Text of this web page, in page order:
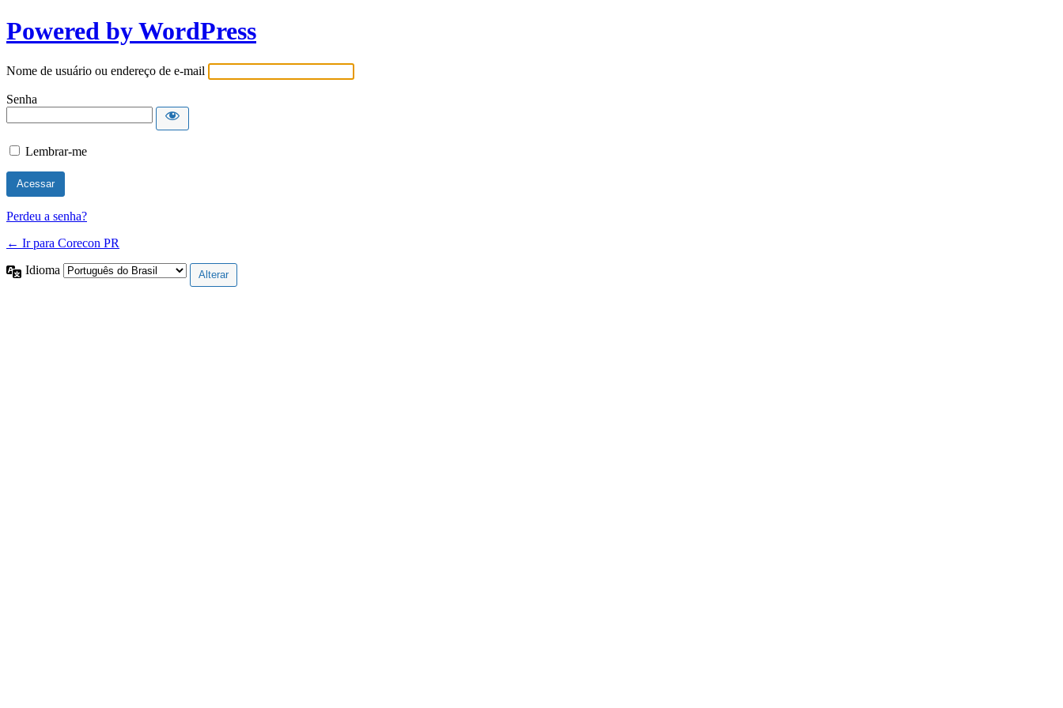
Powered by WordPress
Nome de usuário ou endereço de e-mail
Senha
Lembrar-me
Perdeu a senha?
← Ir para Corecon PR
Idioma